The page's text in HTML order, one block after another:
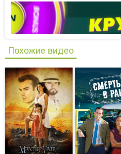
Похожие видео